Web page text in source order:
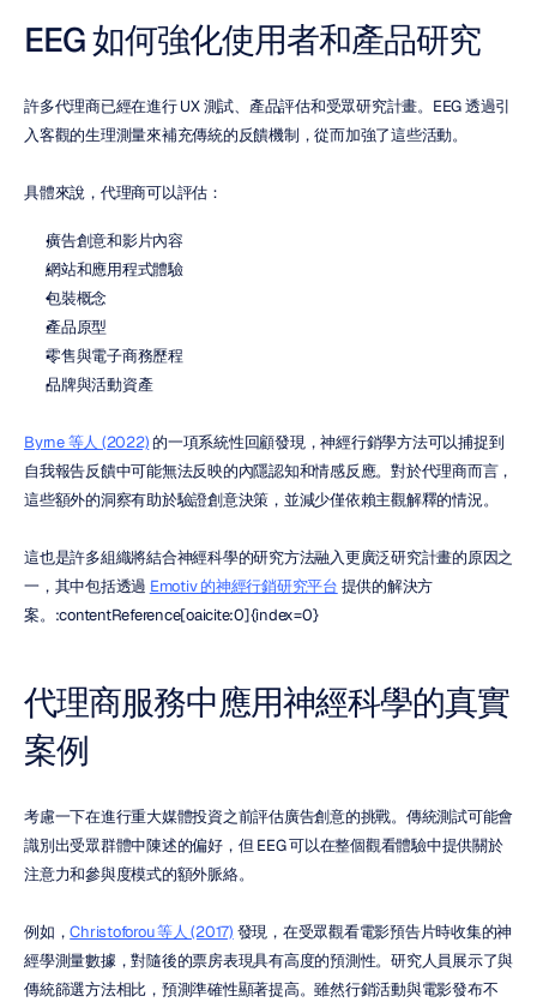
EEG 如何強化使用者和產品研究
許多代理商已經在進行 UX 測試、產品評估和受眾研究計畫。EEG 透過引
入客觀的生理測量來補充傳統的反饋機制，從而加強了這些活動。
具體來說，代理商可以評估：
廣告創意和影片內容
網站和應用程式體驗
包裝概念
產品原型
零售與電子商務歷程
品牌與活動資產
Byrne 等人 (2022) 的一項系統性回顧發現，神經行銷學方法可以捕捉到
自我報告反饋中可能無法反映的內隱認知和情感反應。對於代理商而言，
這些額外的洞察有助於驗證創意決策，並減少僅依賴主觀解釋的情況。
這也是許多組織將結合神經科學的研究方法融入更廣泛研究計畫的原因之
一，其中包括透過 Emotiv 的神經行銷研究平台 提供的解決方
案。:contentReference[oaicite:0]{index=0}
代理商服務中應用神經科學的真實
案例
考慮一下在進行重大媒體投資之前評估廣告創意的挑戰。傳統測試可能會
識別出受眾群體中陳述的偏好，但 EEG 可以在整個觀看體驗中提供關於
注意力和參與度模式的額外脈絡。
例如，Christoforou 等人 (2017) 發現，在受眾觀看電影預告片時收集的神
經學測量數據，對隨後的票房表現具有高度的預測性。研究人員展示了與
傳統篩選方法相比，預測準確性顯著提高。雖然行銷活動與電影發布不